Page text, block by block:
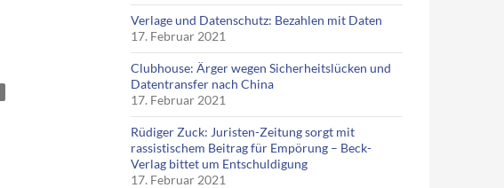
Verlage und Datenschutz: Bezahlen mit Daten
17. Februar 2021
Clubhouse: Ärger wegen Sicherheitslücken und
Datentransfer nach China
17. Februar 2021
Rüdiger Zuck: Juristen-Zeitung sorgt mit
rassistischem Beitrag für Empörung – Beck-
Verlag bittet um Entschuldigung
17. Februar 2021